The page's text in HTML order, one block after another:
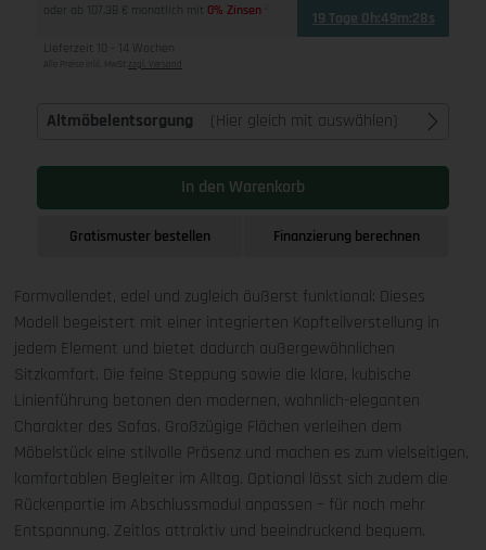
oder ab 107,38 € monatlich mit 0% Zinsen 19 Tage 0h:49m:27s
Lieferzeit 10 - 14 Wochen
Alle Preise inkl. MwSt zzgl. Versand
Altmöbelentsorgung (Hier gleich mit auswählen)
In den Warenkorb
Gratismuster bestellen Finanzierung berechnen
Formvollendet, edel und zugleich äußerst funktional: Dieses
Modell begeistert mit einer integrierten Kopfteilverstellung in
jedem Element und bietet dadurch außergewöhnlichen
Sitzkomfort. Die feine Steppung sowie die klare, kubische
Linienführung betonen den modernen, wohnlich-eleganten
Charakter des Sofas. Großzügige Flächen verleihen dem
Möbelstück eine stilvolle Präsenz und machen es zum vielseitigen,
komfortablen Begleiter im Alltag. Optional lässt sich zudem die
Rückenpartie im Abschlussmodul anpassen – für noch mehr
Entspannung. Zeitlos attraktiv und beeindruckend bequem.